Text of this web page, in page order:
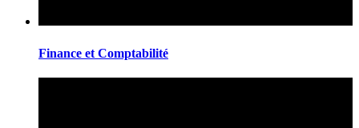
Finance et Comptabilité